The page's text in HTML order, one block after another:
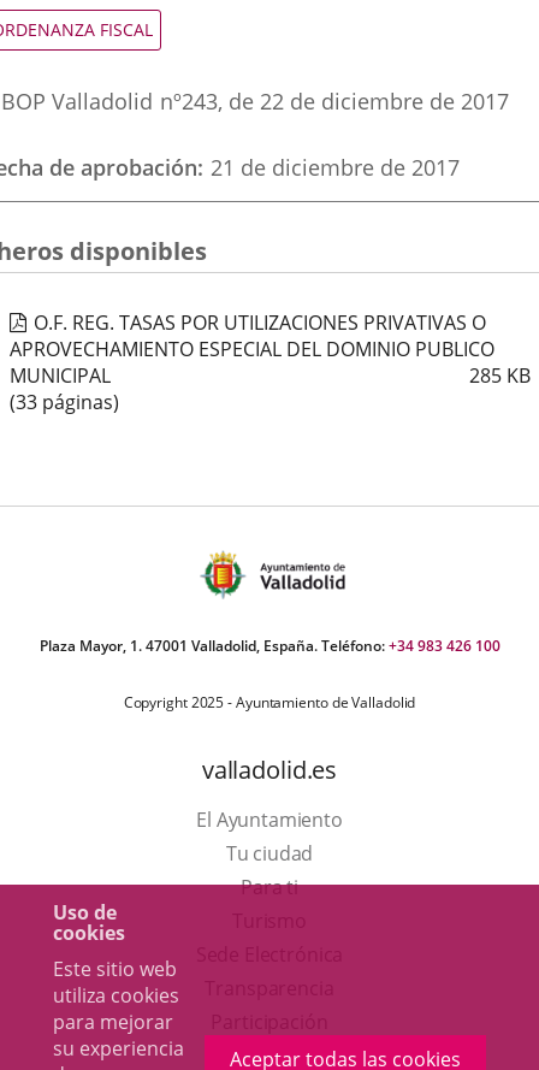
Uso de
cookies
Este sitio web
utiliza cookies
para mejorar
su experiencia
Aceptar todas las cookies
externa.externa.
FISCAL
BOP Valladolid nº243, de 22 de diciembre de 2017
de aprobación 21 de diciembre de 2017
disponibles
O.F. REG. TASAS POR UTILIZACIONES PRIVATIVAS O
APROVECHAMIENTO ESPECIAL DEL DOMINIO PUBLICO
MUNICIPAL
285 KB
(33 páginas)
Plaza Mayor, 1. 47001 Valladolid, España. Teléfono:+34 983 426 100
Copyright 2025 - Ayuntamiento de Valladolid
valladolid.es
El Ayuntamiento
Tu ciudad
Para ti
en aplicación